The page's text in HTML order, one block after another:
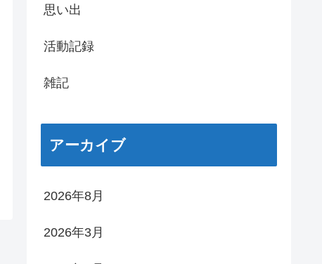
思い出
活動記録
雑記
アーカイブ
2026年8月
2026年3月